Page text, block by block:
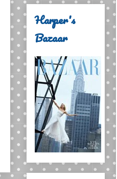
Harper's
Bazaar